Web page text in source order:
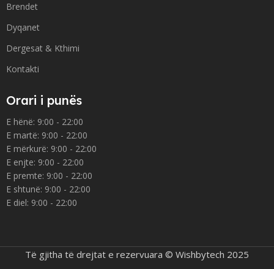
Brendet
Dyqanet
Dergesat & Kthimi
Kontakti
Orari i punës
E hënë: 9:00 - 22:00
E martë: 9:00 - 22:00
E mërkurë: 9:00 - 22:00
E enjte: 9:00 - 22:00
E premte: 9:00 - 22:00
E shtunë: 9:00 - 22:00
E diel: 9:00 - 22:00
Të gjitha të drejtat e rezervuara © Wishbytech 2025